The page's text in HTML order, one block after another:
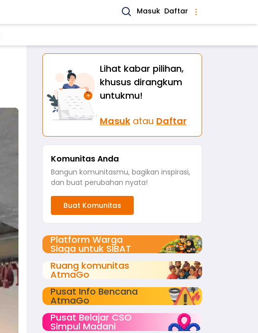
Masuk Daftar
Lihat kabar pilihan,
khusus dirangkum
untukmu!
Masuk atau Daftar
Komunitas Anda
Bangun komunitasmu, bagikan inspirasi,
dan buat perubahan nyata!
Buat Komunitas
Platform Warga
Siaga untuk SIBAT
Ruang komunitas
AtmaGo
Pusat Info Bencana
AtmaGo
Pusat Belajar CSO
Simpul Madani